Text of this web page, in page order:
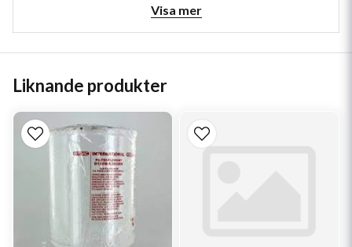
ISO 5011
Style
Brand
Media Type Safety
Visa mer
Liknande produkter